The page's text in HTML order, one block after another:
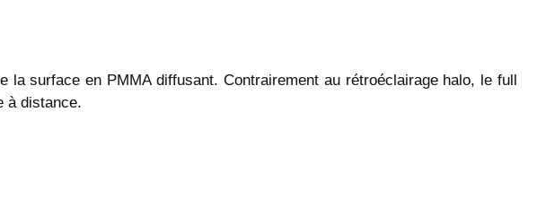
surface en PMMA diffusant. Contrairement au rétroéclairage halo, le full
à distance.